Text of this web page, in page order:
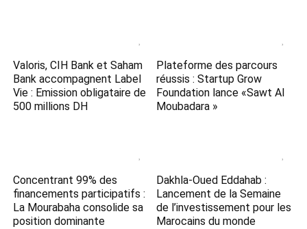
Valoris, CIH Bank et Saham
Bank accompagnent Label
Vie : Emission obligataire de
500 millions DH
Plateforme des parcours
réussis : Startup Grow
Foundation lance «Sawt Al
Moubadara »
Concentrant 99% des
financements participatifs :
La Mourabaha consolide sa
position dominante
Dakhla-Oued Eddahab :
Lancement de la Semaine
de l’investissement pour les
Marocains du monde